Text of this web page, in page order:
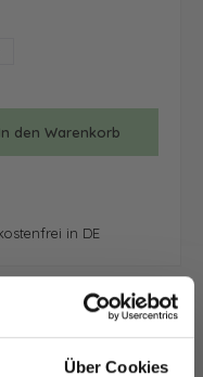
Über Cookies
In den Warenkorb
in DE